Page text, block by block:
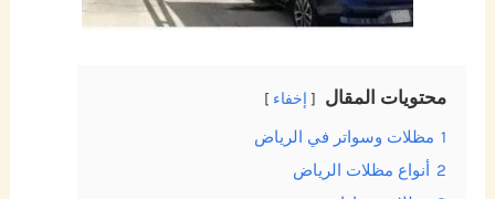
محتويات المقال إخفاء
1 مظلات وسواتر في الرياض
2
أنواع مظلات الرياض